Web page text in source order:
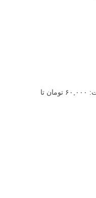
محدوده قیمت: ۶۰,۰۰۰ تومان تا